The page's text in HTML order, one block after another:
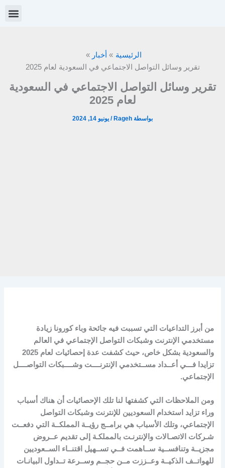
الرئيسية
أخبار
تقرير وسائل التواصل الاجتماعي في السعودية لعام 2025
تقرير وسائل التواصل الاجتماعي في السعودية
لعام 2025
بواسطة Rageh
/ يونيو 14, 2024
من أبرز التداعيات التي تسببت فيه جائحة وباء كورونا زيادة
مستخدمي الإنترنت وشبكات التواصل الإجتماعي في العالم
والسعودية بشكل خاص، حيث كشفت عدة إحصائيات لعام 2025
تزايدا فـــي أعــداد مســتخدمي الإنترنــــت وشــــبكات التواصــــل
الإجتماعي.
ومن الملاحظات التي كشفتها لنا تلك الإحصائيات أن هناك أسباب
وراء تزايد استخدام السعوديين للإنترنت وشبكات التواصل
الإجتماعي، وتلك الأسباب هي برامــج رؤيــة المملكــة التي دفعــت
شـركات الاتصـالات والإنترنـت بالمملكـة إلى تقديم عــروض
مجزيــة وتنافســية ســاهمت فــي تســهيل اقتنــاء الســعوديين
للهواتــف الذكيــة وعــززت مــن حجــم وســرعة تــداول البيانـات